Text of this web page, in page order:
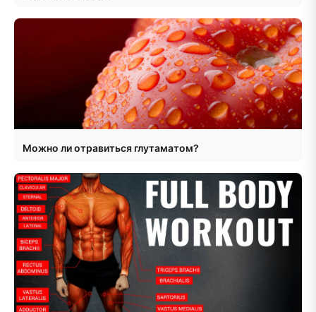
Можно ли отравиться глутаматом?